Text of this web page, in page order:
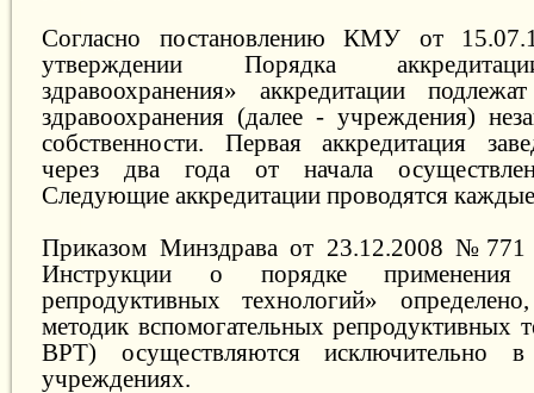
Согласно постановлению КМУ от
утверждении Порядка
здравоохранения» аккредитации
здравоохранения (далее - учреждения)
собственности. Первая аккредитация
через два года от начала
Следующие аккредитации проводятся
Приказом Минздрава от 23.12.2008 №771
Инструкции о порядке применения
репродуктивных технологий»
методик вспомогательных репродуктивных
ВРТ) осуществляются исключительно в
учреждениях.